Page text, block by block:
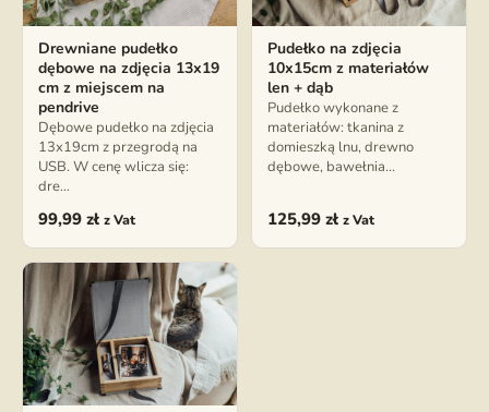
Drewniane pudełko
dębowe na zdjęcia 13x19
cm z miejscem na
pendrive
Dębowe pudełko na zdjęcia
13x19cm z przegrodą na
USB. W cenę wlicza się:
dre…
99,99 zł z Vat
Pudełko na zdjęcia
10x15cm z materiałów
len + dąb
Pudełko wykonane z
materiałów: tkanina z
domieszką lnu, drewno
dębowe, bawełnia…
125,99 zł z Vat